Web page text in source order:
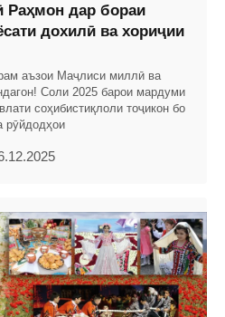
дар бораи
дохилӣ ва хориҷии
аъзои Маҷлиси миллӣ ва
Соли 2025 барои мардуми
соҳибистиқлоли тоҷикон бо
рӯйдодҳои